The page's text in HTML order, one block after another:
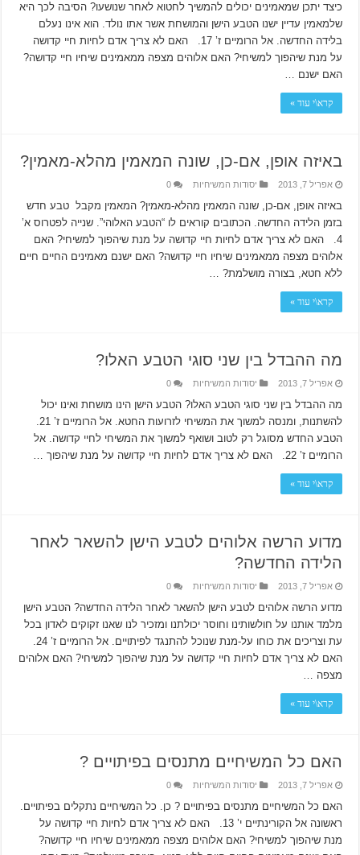
כיצד יתכן שמאמינים יכולים להמשיך לחטוא לאחר שנושעו? הסיבה לכך היא
שלמאמין עדיין ישנו הטבע הישן והמושחת אשר אתו נולד. הוא אינו נעלם
בלידה החדשה. אל הרומיים ז’ 17. האם לא צריך אדם לחיות חיי קדושה
על מנת שיהפוך למשיחי? האם אלוהים מצפה ממאמינים שיחיו חיי קדושה?
האם ישנם …
קרא\י עוד »
באיזה אופן, אם-כן, שונה המאמין מהלא-מאמין?
אפריל 7, 2013 יסודות המשיחיות 0
באיזה אופן, אם-כן, שונה המאמין מהלא-מאמין? המאמין מקבל טבע חדש
בזמן הלידה החדשה. הכתובים קוראים לו “הטבע האלוהי”. שנייה לפטרוס א’
4. האם לא צריך אדם לחיות חיי קדושה על מנת שיהפוך למשיחי? האם
אלוהים מצפה ממאמינים שיחיו חיי קדושה? האם ישנם מאמינים החיים חיים
ללא חטא, בצורה מושלמת? …
קרא\י עוד »
מה ההבדל בין שני סוגי הטבע האלו?
אפריל 7, 2013 יסודות המשיחיות 0
מה ההבדל בין שני סוגי הטבע האלו? הטבע הישן הינו מושחת ואינו יכול
להשתנות, ומנסה למשוך את המשיחי לזרועות החטא. אל הרומיים ז’ 21.
הטבע החדש מסוגל רק לטוב ושואף למשוך את המשיחי לחיי קדושה. אל
הרומיים ז’ 22. האם לא צריך אדם לחיות חיי קדושה על מנת שיהפוך …
קרא\י עוד »
מדוע הרשה אלוהים לטבע הישן להשאר לאחר
הלידה החדשה?
אפריל 7, 2013 יסודות המשיחיות 0
מדוע הרשה אלוהים לטבע הישן להשאר לאחר הלידה החדשה? הטבע הישן
מלמד אותנו על חולשותינו וחוסר יכולתנו ומזכיר לנו שאנו זקוקים לאדון בכל
עת וצריכים את כוחו על-מנת שנוכל להתנגד לפיתויים. אל הרומיים ז’ 24.
האם לא צריך אדם לחיות חיי קדושה על מנת שיהפוך למשיחי? האם אלוהים
מצפה …
קרא\י עוד »
האם כל המשיחיים מתנסים בפיתויים ?
אפריל 7, 2013 יסודות המשיחיות 0
האם כל המשיחיים מתנסים בפיתויים ? כן. כל המשיחיים נתקלים בפיתויים.
ראשונה אל הקורינתיים י’ 13. האם לא צריך אדם לחיות חיי קדושה על
מנת שיהפוך למשיחי? האם אלוהים מצפה ממאמינים שיחיו חיי קדושה?